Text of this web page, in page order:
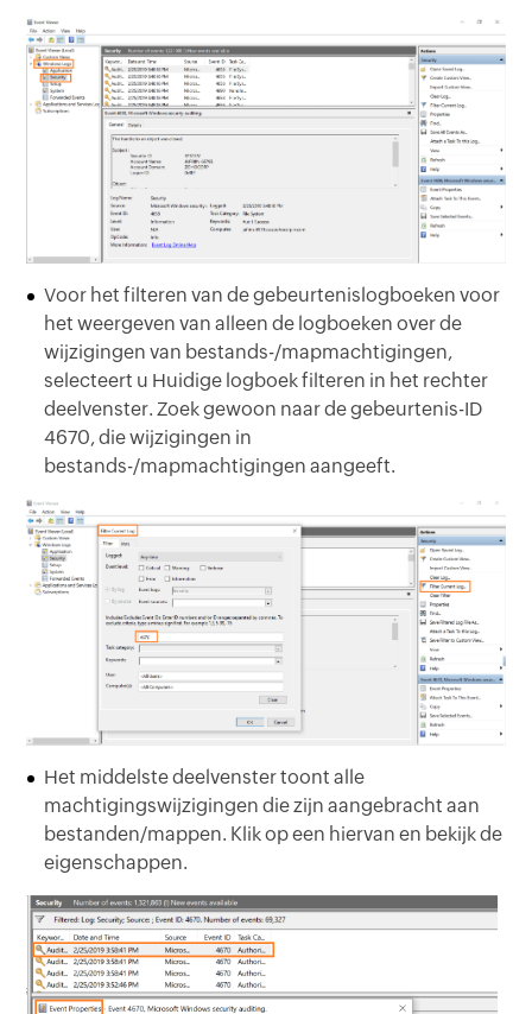
Voor het filteren van de gebeurtenislogboeken voor
het weergeven van alleen de logboeken over de
wijzigingen van bestands-/mapmachtigingen,
selecteert u Huidige logboek filteren in het rechter
deelvenster. Zoek gewoon naar de gebeurtenis-ID
4670, die wijzigingen in
bestands-/mapmachtigingen aangeeft.
Het middelste deelvenster toont alle
machtigingswijzigingen die zijn aangebracht aan
bestanden/mappen. Klik op een hiervan en bekijk de
eigenschappen.